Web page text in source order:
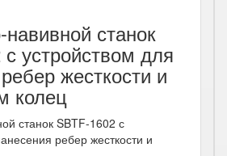
станок
устройством для
жесткости и
колец
станок SBTF-1602 с
ребер жесткости и